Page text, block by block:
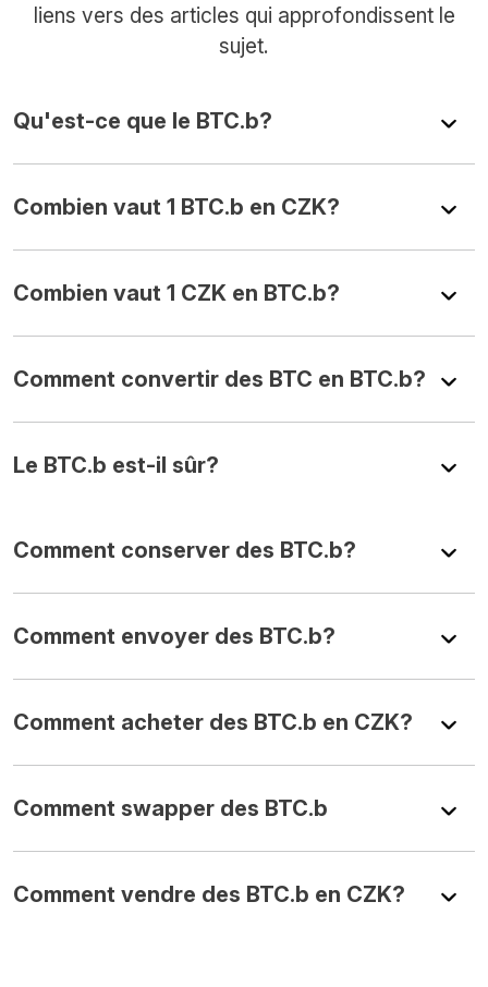
liens vers des articles qui approfondissent le
sujet.
Qu'est-ce que le BTC.b?
Combien vaut 1 BTC.b en CZK?
Combien vaut 1 CZK en BTC.b?
Comment convertir des BTC en BTC.b?
Le BTC.b est-il sûr?
Comment conserver des BTC.b?
Comment envoyer des BTC.b?
Comment acheter des BTC.b en CZK?
Comment swapper des BTC.b
Comment vendre des BTC.b en CZK?